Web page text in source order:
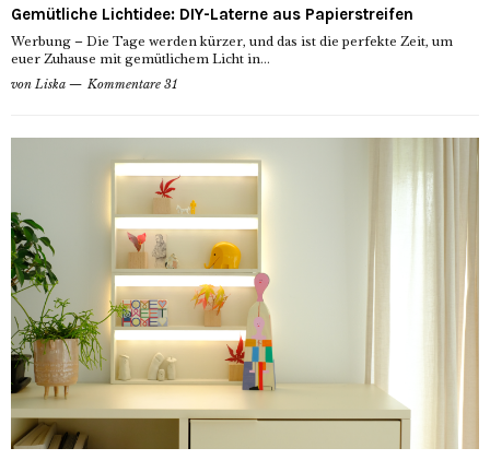
Gemütliche Lichtidee: DIY-Laterne aus Papierstreifen
Werbung – Die Tage werden kürzer, und das ist die perfekte Zeit, um
euer Zuhause mit gemütlichem Licht in...
von Liska Kommentare 31